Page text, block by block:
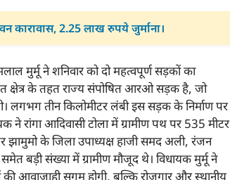
कारावास, 2.25 लाख रुपये जुर्माना।
मुर्मू ने शनिवार को दो महत्वपूर्ण सड़कों का
क्षेत्र के तहत राज्य संपोषित आरओ सड़क है, जो
लगभग तीन किलोमीटर लंबी इस सड़क के निर्माण पर
रांगा आदिवासी टोला में ग्रामीण पथ पर 535 मीटर
झामुमो के जिला उपाध्यक्ष हाजी समद अली, रंजन
बड़ी संख्या में ग्रामीण मौजूद थे। विधायक मुर्मू ने
आवाजाही सुगम होगी, बल्कि रोजगार और स्थानीय